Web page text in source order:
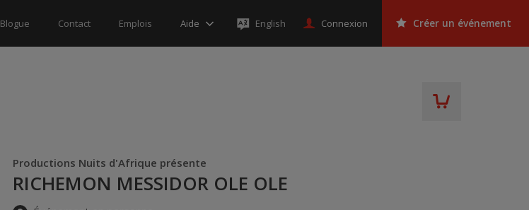
Blogue Contact Emplois Aide English Connexion Créer un événement
Productions Nuits d'Afrique présente
RICHEMON MESSIDOR OLE OLE